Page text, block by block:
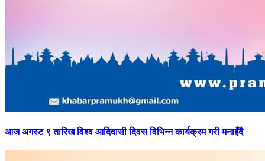
आजअगस्ट ९ तारिख विश्व आदिवासी दिवस विभिन्न कार्यक्रम गरी मनाइँदै